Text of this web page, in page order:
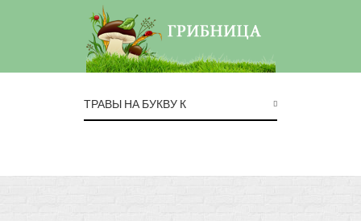
ТРАВЫ НА БУКВУ К